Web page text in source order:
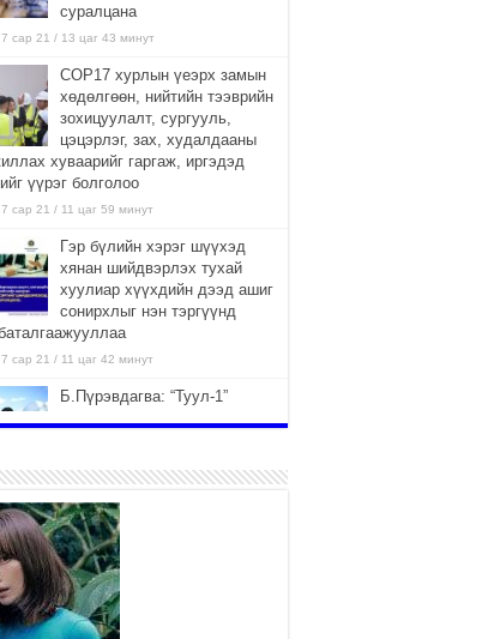
суралцана
сар 21 / 13 цаг 43 минут
COP17 хурлын үеэрх замын
хөдөлгөөн, нийтийн тээврийн
зохицуулалт, сургууль,
цэцэрлэг, зах, худалдааны
хуваарийг гаргаж, иргэдэд
үүрэг болголоо
сар 21 / 11 цаг 59 минут
Гэр бүлийн хэрэг шүүхэд
хянан шийдвэрлэх тухай
хуулиар хүүхдийн дээд ашиг
сонирхлыг нэн тэргүүнд
сар 21 / 11 цаг 42 минут
Б.Пүрэвдагва: “Туул-1”
сар 21 / 10 цаг 15 минут
НИЙСЛЭЛ, АЙМГИЙН
УДИРДЛАГУУДЫН АЖЛЫГ
ХҮНД СУРТЛЫГ БУУРУУЛЖ,
ИРГЭД, АЖ АХУЙН НЭГЖИЙН
ХӨНГӨЛСНӨӨР ДҮГНЭНЭ